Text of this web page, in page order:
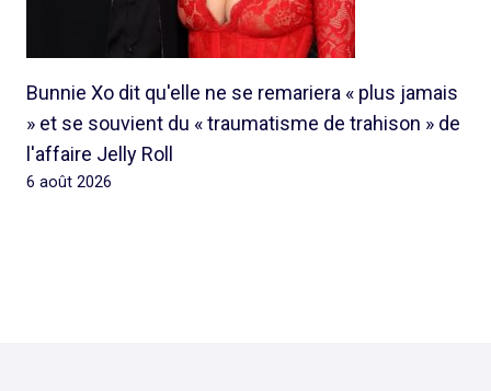
Bunnie Xo dit qu'elle ne se remariera « plus jamais
» et se souvient du « traumatisme de trahison » de
l'affaire Jelly Roll
6 août 2026